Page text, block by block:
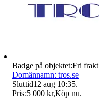
Badge på objektet:Fri frakt
Domännamn: tros.se
Sluttid12 aug 10:35.
Pris:5 000 kr,Köp nu.